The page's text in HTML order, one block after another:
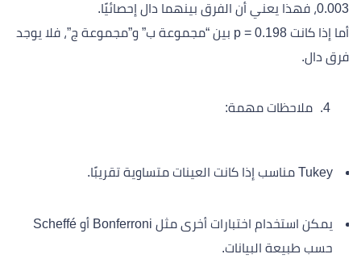
0.003، فهذا يعني أن الفرق بينهما دال إحصائيًا.
أما إذا كانت p = 0.198 بين “مجموعة ب” و”مجموعة ج”، فلا يوجد
فرق دال.
ملاحظات مهمة:
Tukey مناسب إذا كانت العينات متساوية تقريبًا.
يمكن استخدام اختبارات أخرى مثل Bonferroni أو Scheffé
حسب طبيعة البيانات.